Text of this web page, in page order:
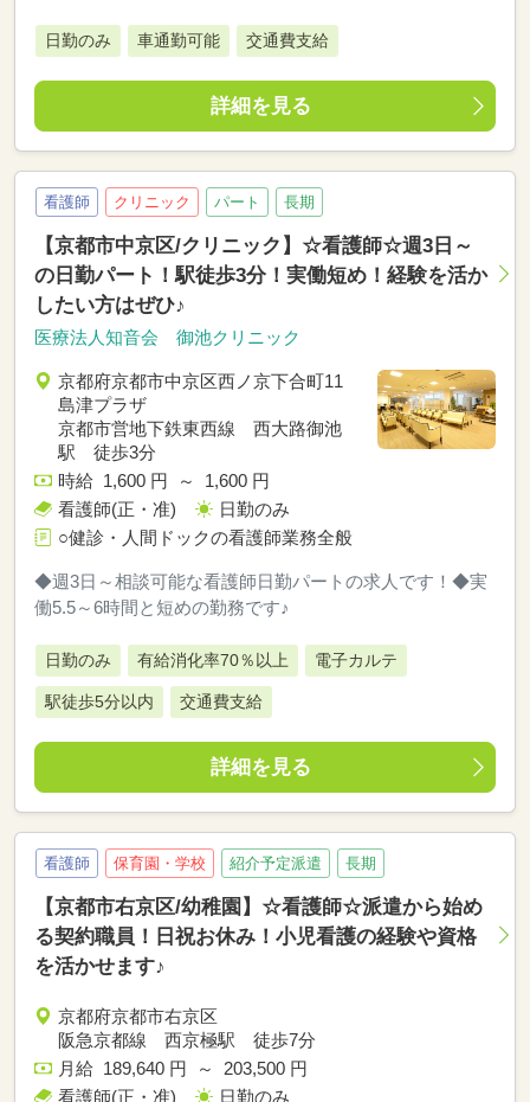
日勤のみ 車通勤可能 交通費支給
詳細を見る
看護師 クリニック パート 長期
【京都市中京区/クリニック】☆看護師☆週3日～
の日勤パート！駅徒歩3分！実働短め！経験を活か
したい方はぜひ♪
医療法人知音会 御池クリニック
京都府京都市中京区西ノ京下合町11
島津プラザ
京都市営地下鉄東西線 西大路御池
駅 徒歩3分
時給 1,600 円 ～ 1,600 円
看護師(正・准)
日勤のみ
○健診・人間ドックの看護師業務全般
◆週3日～相談可能な看護師日勤パートの求人です！◆実
働5.5～6時間と短めの勤務です♪
日勤のみ 有給消化率70％以上 電子カルテ
駅徒歩5分以内 交通費支給
詳細を見る
看護師 保育園・学校 紹介予定派遣 長期
【京都市右京区/幼稚園】☆看護師☆派遣から始め
る契約職員！日祝お休み！小児看護の経験や資格
を活かせます♪
京都府京都市右京区
阪急京都線 西京極駅 徒歩7分
月給 189,640 円 ～ 203,500 円
看護師(正・准)
日勤のみ